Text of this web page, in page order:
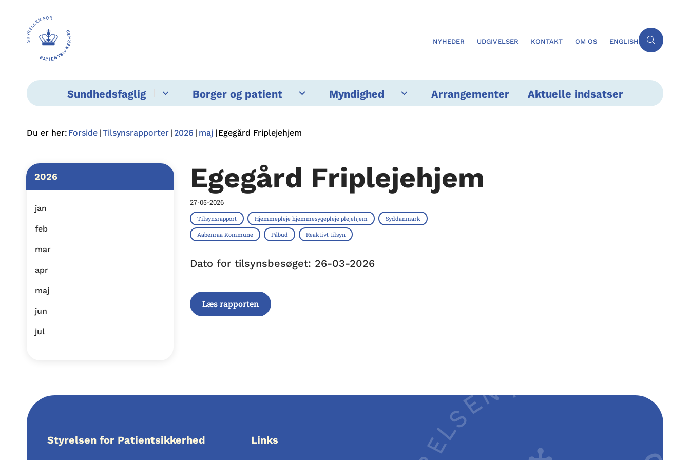
NYHEDER UDGIVELSER KONTAKT OM OS ENGLISH
Sundhedsfaglig Borger og patient Myndighed Arrangementer Aktuelle indsatser
Du er her: Forside Tilsynsrapporter 2026 maj Egegård Friplejehjem
2026
jan
feb
mar
apr
maj
jun
jul
Egegård Friplejehjem
27-05-2026
Tilsynsrapport Hjemmepleje hjemmesygepleje plejehjem Syddanmark
Aabenraa Kommune Påbud Reaktivt tilsyn
Dato for tilsynsbesøget: 26-03-2026
Læs rapporten
Styrelsen for Patientsikkerhed Links